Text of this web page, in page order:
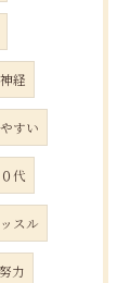
経
すい
代
スル
努力